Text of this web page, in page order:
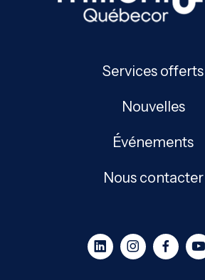
Services offerts
Nouvelles
Événements
Nous contacter